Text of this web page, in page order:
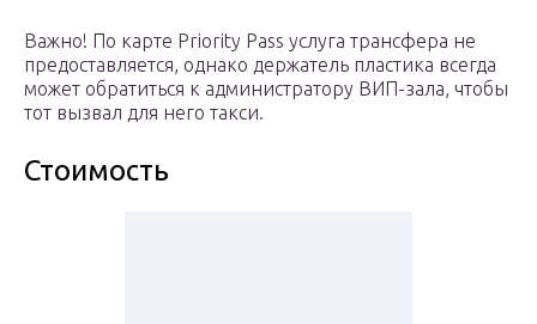
Важно! По карте Priority Pass услуга трансфера не
предоставляется, однако держатель пластика всегда
может обратиться к администратору ВИП-зала, чтобы
тот вызвал для него такси.
Стоимость